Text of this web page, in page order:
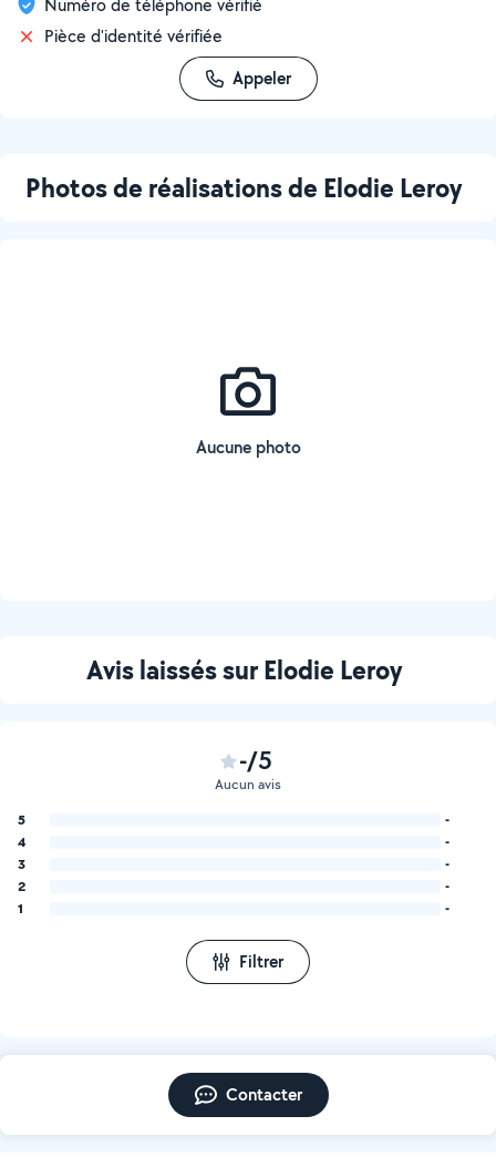
Numéro de téléphone vérifié
Pièce d'identité vérifiée
Appeler
Photos de réalisations de Elodie Leroy
Aucune photo
Avis laissés sur Elodie Leroy
-/5
Aucun avis
5
-
4
-
3
-
2
-
1
-
Filtrer
Contacter